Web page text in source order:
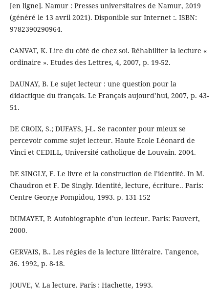
[en ligne]. Namur : Presses universitaires de Namur, 2019
(généré le 13 avril 2021). Disponible sur Internet :. ISBN:
9782390290964.
CANVAT, K. Lire du côté de chez soi. Réhabiliter la lecture «
ordinaire ». Etudes des Lettres, 4, 2007, p. 19-52.
DAUNAY, B. Le sujet lecteur : une question pour la
didactique du français. Le Français aujourd’hui, 2007, p. 43-
51.
DE CROIX, S.; DUFAYS, J-L. Se raconter pour mieux se
percevoir comme sujet lecteur. Haute Ecole Léonard de
Vinci et CEDILL, Université catholique de Louvain. 2004.
DE SINGLY, F. Le livre et la construction de l’identité. In M.
Chaudron et F. De Singly. Identité, lecture, écriture.. Paris:
Centre George Pompidou, 1993. p. 131-152
DUMAYET, P. Autobiographie d’un lecteur. Paris: Pauvert,
2000.
GERVAIS, B.. Les régies de la lecture littéraire. Tangence,
36. 1992, p. 8-18.
JOUVE, V. La lecture. Paris : Hachette, 1993.